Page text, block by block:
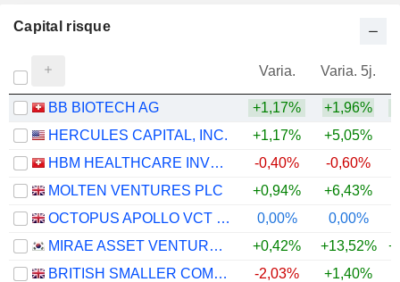
Capital risque
Varia. Varia. 5j.
BB BIOTECH AG +1,17% +1,96%
HERCULES CAPITAL, INC.
+1,17% +5,05%
HBM HEALTHCARE INVESTMENTS AG
-0,40% -0,60%
MOLTEN VENTURES PLC
+0,94% +6,43%
OCTOPUS APOLLO VCT PLC
0,00% 0,00%
MIRAE ASSET VENTURE INVESTMENT CO., LTD.
+0,42% +13,52%
BRITISH SMALLER COMPANIES VCT PLC
-2,03% +1,40%